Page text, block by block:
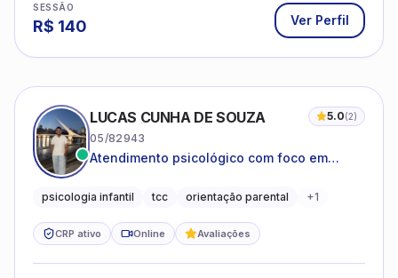
SESSÃO
R$ 140 Ver Perfil
LUCAS CUNHA DE SOUZA 5.0(2)
05/82943
Atendimento psicológico com foco em
promovendo equilíbrio emocional e
psicologia infantil tcc orientação parental +1
CRP ativo Online Avaliações